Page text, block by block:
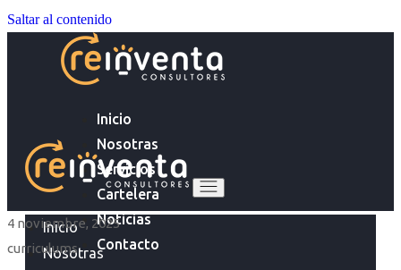
Saltar al contenido
Inicio
Nosotras
Servicios
Cartelera
Noticias
Contacto
Inicio
Nosotras
4 noviembre, 2025
curriculums